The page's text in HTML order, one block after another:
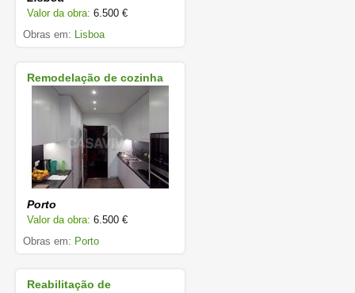
Valor da obra: 6.500 €
Obras em: Lisboa
Remodelação de cozinha
Porto
Valor da obra: 6.500 €
Obras em: Porto
Reabilitação de